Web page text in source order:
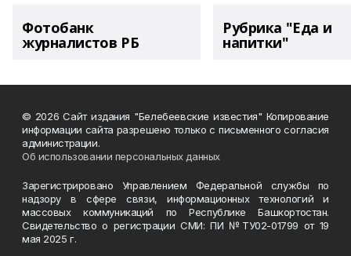
Фотобанк
журналистов РБ
Рубрика "Еда и
напитки"
© 2026 Сайт издания "Белебеевские известия" Копирование
информации сайта разрешено только с письменного согласия
администрации.
Об использовании персональных данных
Зарегистрировано Управлением Федеральной службы по
надзору в сфере связи, информационных технологий и
массовых коммуникаций по Республике Башкортостан.
Свидетельство о регистрации СМИ: ПИ №ТУ02-01799 от 19
мая 2025 г.